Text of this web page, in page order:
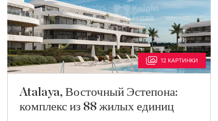
12 КАРТИНКИ
Atalaya, Восточный Эстепона:
комплекс из 88 жилых единиц